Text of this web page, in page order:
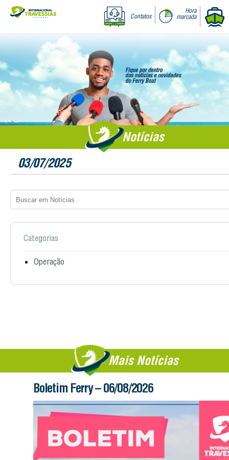
Contatos
Hora
marcada
Notícias
03/07/2025
Categorias
Operação
Mais Notícias
Boletim Ferry – 06/08/2026